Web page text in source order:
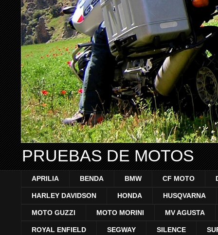
PRUEBAS DE MOTOS
APRILIA BENDA BMW CF MOTO
HARLEY DAVIDSON HONDA HUSQVARNA
MOTO GUZZI MOTO MORINI MV AGUSTA
ROYAL ENFIELD SEGWAY SILENCE